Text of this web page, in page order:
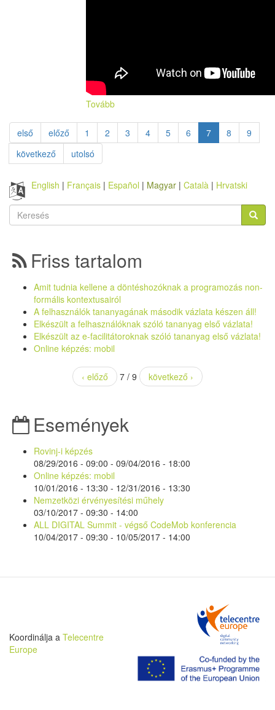
Tovább
első előző 1 2 3 4 5 6 7 8
9
következő
utolsó
English Français Español Magyar Català Hrvatski
Keresés
Friss tartalom
Amit tudnia kellene a döntéshozóknak a programozás non-
formális kontextusairól
A felhasználók tananyagának második vázlata készen áll!
Elkészült a felhasználóknak szóló tananyag első vázlata!
Elkészült az e-facilitátoroknak szóló tananyag első vázlata!
Online képzés: mobil
‹ előző 7 / 9 következő ›
Események
Rovinj-i képzés
08/29/2016 - 09:00 - 09/04/2016 - 18:00
Online képzés: mobil
10/01/2016 - 13:30 - 12/31/2016 - 13:30
Nemzetközi érvényesítési műhely
03/10/2017 - 09:30 - 14:00
ALL DIGITAL Summit - végső CodeMob konferencia
10/04/2017 - 09:30 - 10/05/2017 - 14:00
Koordinálja a Telecentre
Europe